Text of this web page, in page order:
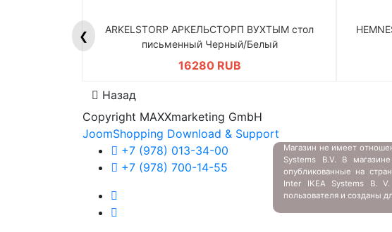
❮
ARKELSTORP АРКЕЛЬСТОРП ВУХТЫМ стол
письменный Черный/Белый
16280 RUB
Назад
Copyright MAXXmarketing GmbH
JoomShopping Download & Support
+7 (978) 013-34-00
+7 (978) 700-14-55
Магазин не имеет
Systems B.V. В
опубликованные на
Inter IKEA Systems B.
пользователя и созданы